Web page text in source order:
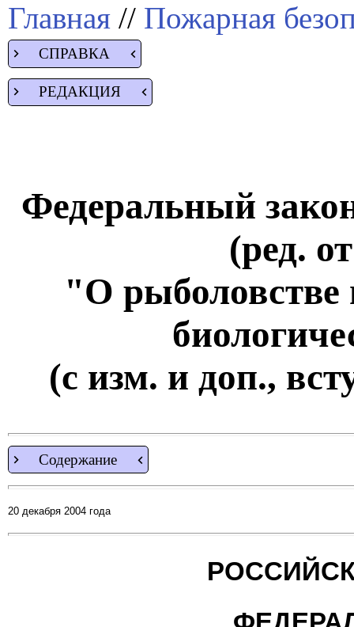
Главная // Пожарная
СПРАВКА
РЕДАКЦИЯ
Федеральный
(ред.
"О рыболовстве
(с изм. и доп.,
Содержание
20 декабря 2004 года